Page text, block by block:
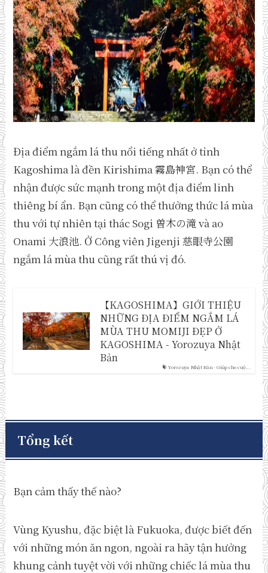
Địa điểm ngắm lá thu nổi tiếng nhất ở tỉnh
Kagoshima là đền Kirishima 霧島神宮. Bạn có thể
nhận được sức mạnh trong một địa điểm linh
thiêng bí ẩn. Bạn cũng có thể thưởng thức lá mùa
thu với tự nhiên tại thác Sogi 曽木の滝 và ao
Onami 大浪池. Ở Công viên Jigenji 慈眼寺公園
ngắm lá mùa thu cũng rất thú vị đó.
Yorozuya Nhật Bản - Giúp cho cuộ...
【KAGOSHIMA】GIỚI THIỆU
NHỮNG ĐỊA ĐIỂM NGẮM LÁ
MÙA THU MOMIJI ĐẸP Ở
KAGOSHIMA - Yorozuya Nhật
Bản
Tổng kết
Bạn cảm thấy thế nào?
Vùng Kyushu, đặc biệt là Fukuoka, được biết đến
với những món ăn ngon, ngoài ra hãy tận hưởng
khung cảnh tuyệt vời với những chiếc lá mùa thu